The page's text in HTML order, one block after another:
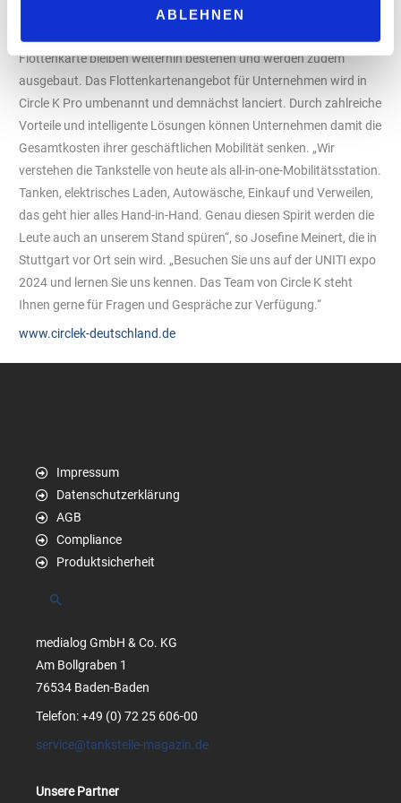
ABLEHNEN
Die Tankstelle als All-in-one-Mobilitätsstation
Flottenkarte bleiben weiterhin bestehen und werden zudem
ausgebaut. Das Flottenkartenangebot für Unternehmen wird in
Circle K Pro umbenannt und demnächst lanciert. Durch zahlreiche
Vorteile und intelligente Lösungen können Unternehmen damit die
Gesamtkosten ihrer geschäftlichen Mobilität senken. „Wir
verstehen die Tankstelle von heute als all-in-one-Mobilitätsstation.
Tanken, elektrisches Laden, Autowäsche, Einkauf und Verweilen,
das geht hier alles Hand-in-Hand. Genau diesen Spirit werden die
Leute auch an unserem Stand spüren“, so Josefine Meinert, die in
Stuttgart vor Ort sein wird. „Besuchen Sie uns auf der UNITI expo
2024 und lernen Sie uns kennen. Das Team von Circle K steht
Ihnen gerne für Fragen und Gespräche zur Verfügung.“
www.circlek-deutschland.de
Impressum
Datenschutzerklärung
AGB
Compliance
Produktsicherheit
Suchen
medialog GmbH & Co. KG
Am Bollgraben 1
76534 Baden-Baden
Telefon: +49 (0) 72 25 606-00
service@tankstelle-magazin.de
Unsere Partner